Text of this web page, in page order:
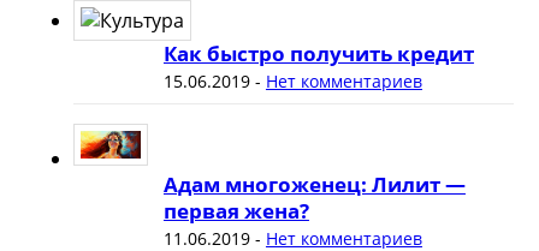
Как быстро получить кредит
15.06.2019- Нет комментариев
Адам многоженец: Лилит —
первая жена?
11.06.2019- Нет комментариев